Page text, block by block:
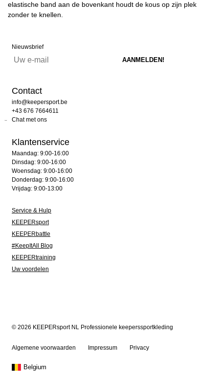
elastische band aan de bovenkant houdt de kous op zijn plek
zonder te knellen.
Nieuwsbrief
Contact
info@keepersport.be
+43 676 7664611
Chat met ons
Klantenservice
Maandag: 9:00-16:00
Dinsdag: 9:00-16:00
Woensdag: 9:00-16:00
Donderdag: 9:00-16:00
Vrijdag: 9:00-13:00
Service & Hulp
KEEPERsport
KEEPERbattle
#KeepItAll Blog
KEEPERtraining
Uw voordelen
© 2026 KEEPERsport NL Professionele keeperssportkleding
Algemene voorwaarden Impressum Privacy
Belgium